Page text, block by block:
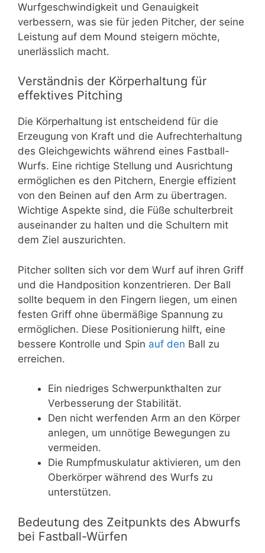
Wurfgeschwindigkeit und Genauigkeit
verbessern, was sie für jeden Pitcher, der seine
Leistung auf dem Mound steigern möchte,
unerlässlich macht.
Verständnis der Körperhaltung für
effektives Pitching
Die Körperhaltung ist entscheidend für die
Erzeugung von Kraft und die Aufrechterhaltung
des Gleichgewichts während eines Fastball-
Wurfs. Eine richtige Stellung und Ausrichtung
ermöglichen es den Pitchern, Energie effizient
von den Beinen auf den Arm zu übertragen.
Wichtige Aspekte sind, die Füße schulterbreit
auseinander zu halten und die Schultern mit
dem Ziel auszurichten.
Pitcher sollten sich vor dem Wurf auf ihren Griff
und die Handposition konzentrieren. Der Ball
sollte bequem in den Fingern liegen, um einen
festen Griff ohne übermäßige Spannung zu
ermöglichen. Diese Positionierung hilft, eine
bessere Kontrolle und Spin auf den Ball zu
erreichen.
Ein niedriges Schwerpunkthalten zur
Verbesserung der Stabilität.
Den nicht werfenden Arm an den Körper
anlegen, um unnötige Bewegungen zu
vermeiden.
Die Rumpfmuskulatur aktivieren, um den
Oberkörper während des Wurfs zu
unterstützen.
Bedeutung des Zeitpunkts des Abwurfs
bei Fastball-Würfen